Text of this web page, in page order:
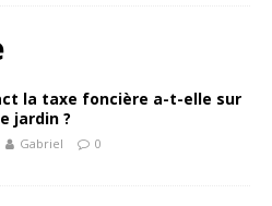
la taxe foncière a-t-elle sur
jardin ?
Gabriel 0